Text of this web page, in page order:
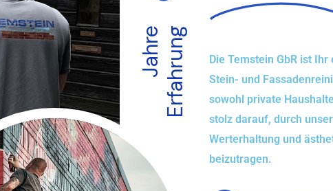
JahreErfahrung
Die Temstein GbR ist
Stein- und
sowohl private
stolz darauf, durch
Werterhaltung und
beizutragen.